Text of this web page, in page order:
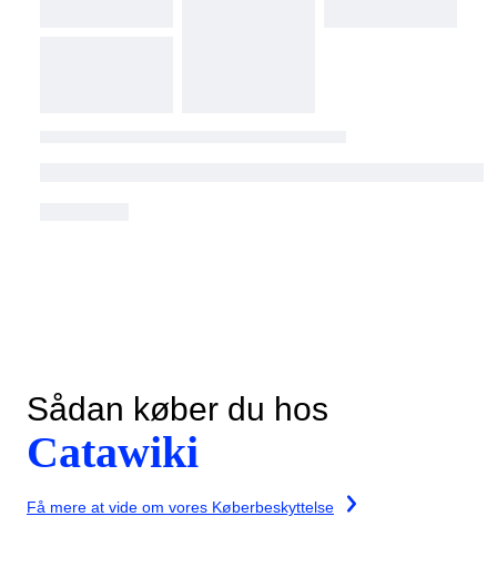
Sådan køber du hos
Catawiki
Få mere at vide om vores Køberbeskyttelse